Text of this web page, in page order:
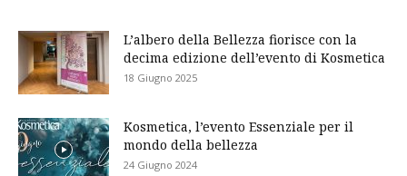
L’albero della Bellezza fiorisce con la
decima edizione dell’evento di Kosmetica
18 Giugno 2025
Kosmetica, l’evento Essenziale per il
mondo della bellezza
24 Giugno 2024